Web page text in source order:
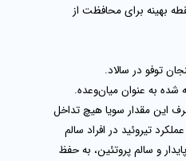
بهینه برای محافظت از
توفو در سالاد.
به عنوان میان‌وعده.
این مقدار سویا هیچ تداخل
تیروئید در افراد سالم
و سالم پروتئین، به حفظ